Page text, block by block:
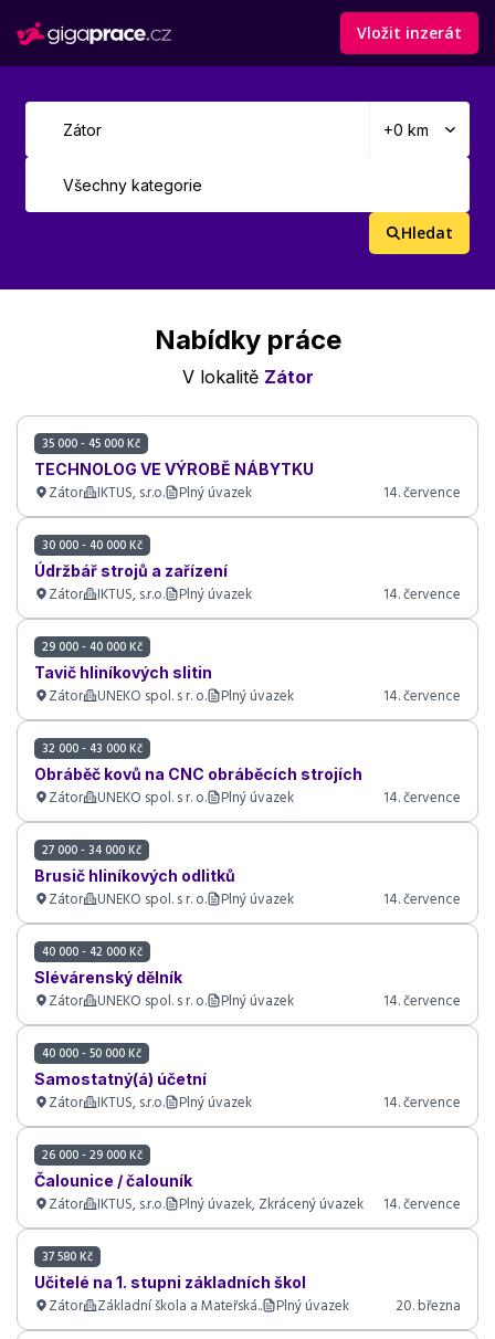
Vložit inzerát
Hledat
Nabídky práce
V lokalitě Zátor
35 000 - 45 000 Kč
TECHNOLOG VE VÝROBĚ NÁBYTKU
Zátor IKTUS, s.r.o. Plný úvazek 14. července
30 000 - 40 000 Kč
Údržbář strojů a zařízení
Zátor IKTUS, s.r.o. Plný úvazek 14. července
29 000 - 40 000 Kč
Tavič hliníkových slitin
Zátor UNEKO spol. s r. o. Plný úvazek 14. července
32 000 - 43 000 Kč
Obráběč kovů na CNC obráběcích strojích
Zátor UNEKO spol. s r. o. Plný úvazek 14. července
27 000 - 34 000 Kč
Brusič hliníkových odlitků
Zátor UNEKO spol. s r. o. Plný úvazek 14. července
40 000 - 42 000 Kč
Slévárenský dělník
Zátor UNEKO spol. s r. o. Plný úvazek 14. července
40 000 - 50 000 Kč
Samostatný(á) účetní
Zátor IKTUS, s.r.o. Plný úvazek 14. července
26 000 - 29 000 Kč
Čalounice / čalouník
Zátor IKTUS, s.r.o. Plný úvazek, Zkrácený úvazek 14. července
37 580 Kč
Učitelé na 1. stupni základních škol
Zátor Základní škola a Mateřská.. Plný úvazek 20. března